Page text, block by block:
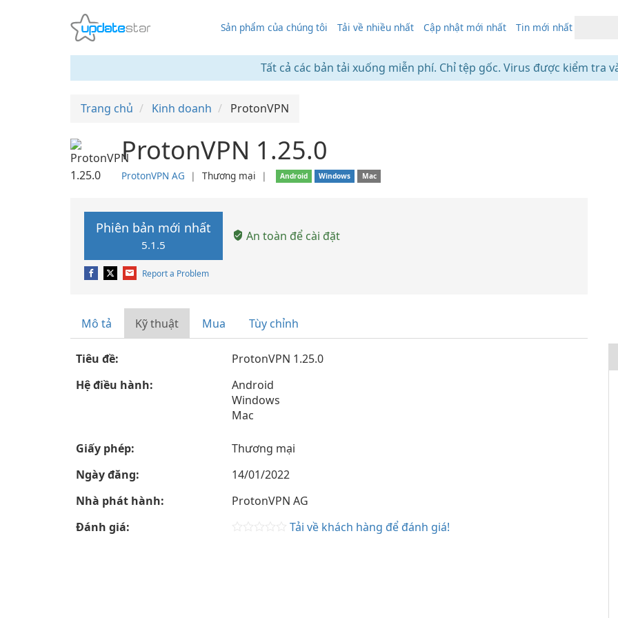
Sản phẩm của chúng tôi Tải về nhiều nhất Cập nhật mới nhất Tin mới nhất
Tất cả các bản tải xuống miễn phí. Chỉ tệp gốc. Virus được kiểm tra
Trang chủ Kinh doanh ProtonVPN
ProtonVPN 1.25.0
ProtonVPN AG ❘ Thương mại ❘ Android Windows Mac
Phiên bản mới nhất
5.1.5
An toàn để cài đặt
Report a Problem
Mô tả Kỹ thuật Mua Tùy chỉnh
Tiêu đề:
ProtonVPN 1.25.0
Hệ điều hành:
Android
Windows
Mac
Giấy phép:
Thương mại
Ngày đăng:
14/01/2022
Nhà phát hành:
ProtonVPN AG
Đánh giá:
Tải về khách hàng để đánh giá!